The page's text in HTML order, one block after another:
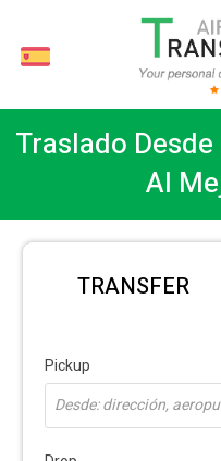
Traslado
Al
TRANSFER
Pickup
Desde: dirección,